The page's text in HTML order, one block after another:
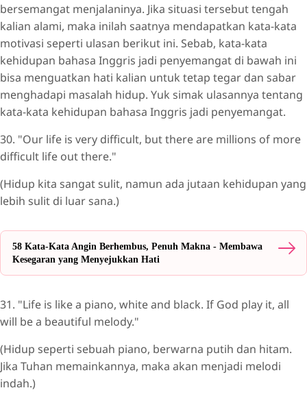
bersemangat menjalaninya. Jika situasi tersebut tengah
kalian alami, maka inilah saatnya mendapatkan kata-kata
motivasi seperti ulasan berikut ini. Sebab, kata-kata
kehidupan bahasa Inggris jadi penyemangat di bawah ini
bisa menguatkan hati kalian untuk tetap tegar dan sabar
menghadapi masalah hidup. Yuk simak ulasannya tentang
kata-kata kehidupan bahasa Inggris jadi penyemangat.
30. "Our life is very difficult, but there are millions of more
difficult life out there."
(Hidup kita sangat sulit, namun ada jutaan kehidupan yang
lebih sulit di luar sana.)
58 Kata-Kata Angin Berhembus, Penuh Makna - Membawa
Kesegaran yang Menyejukkan Hati
31. "Life is like a piano, white and black. If God play it, all
will be a beautiful melody."
(Hidup seperti sebuah piano, berwarna putih dan hitam.
Jika Tuhan memainkannya, maka akan menjadi melodi
indah.)